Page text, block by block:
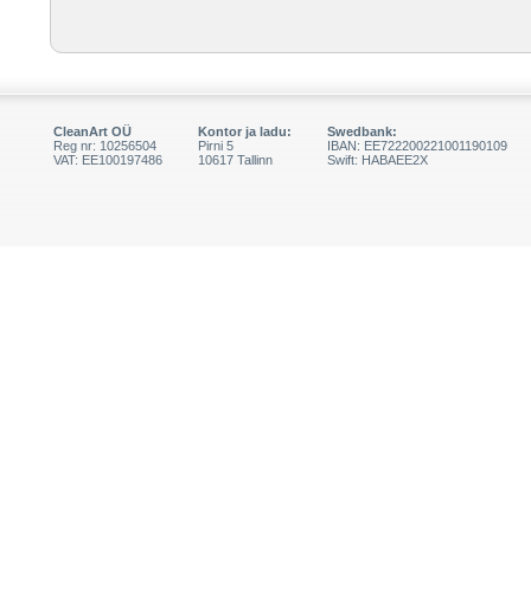
CleanArt OÜ
Reg nr: 10256504
VAT: EE100197486
Kontor ja ladu:
Pirni 5
10617 Tallinn
Swedbank:
IBAN: EE722200221001190109
Swift: HABAEE2X